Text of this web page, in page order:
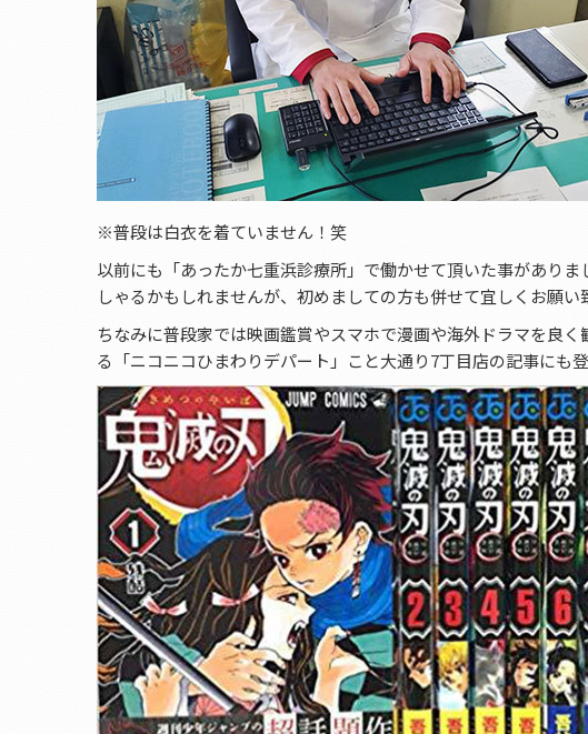
※普段は白衣を着ていません！笑
以前にも「あったか七重浜診療所」で働かせて頂いた事があり
しゃるかもしれませんが、初めましての方も併せて宜しくお願い
ちなみに普段家では映画鑑賞やスマホで漫画や海外ドラマを良
る「ニコニコひまわりデパート」こと大通り7丁目店の記事にも